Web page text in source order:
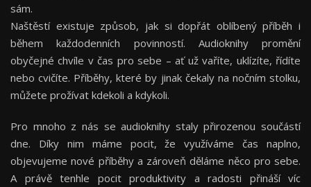
sám.
Naštěstí existuje způsob, jak si dopřát oblíbený příběh i
během každodenních povinností. Audioknihy promění
obyčejné chvíle v čas pro sebe – ať už vaříte, uklízíte, řídíte
nebo cvičíte. Příběhy, které by jinak čekaly na nočním stolku,
můžete prožívat kdekoli a kdykoli.
Pro mnoho z nás se audioknihy staly přirozenou součástí
dne. Díky nim máme pocit, že využíváme čas naplno,
objevujeme nové příběhy a zároveň děláme něco pro sebe.
A právě tenhle pocit produktivity a radosti přináší víc